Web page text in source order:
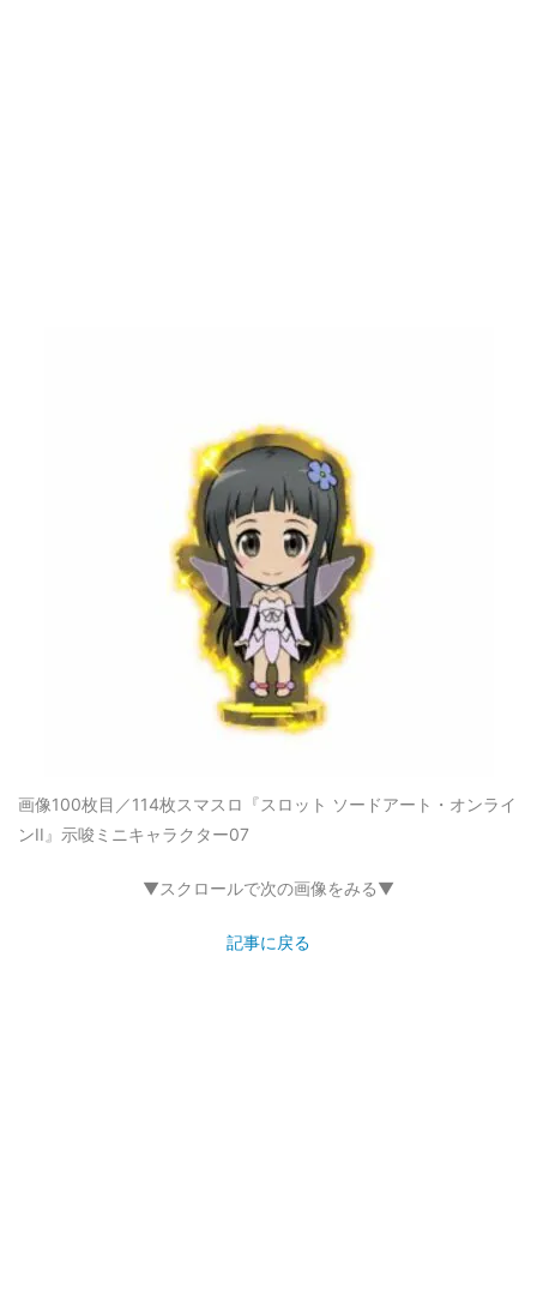
画像100枚目／114枚スマスロ『スロット ソードアート・オンライ
ンII』示唆ミニキャラクター07
▼スクロールで次の画像をみる▼
記事に戻る